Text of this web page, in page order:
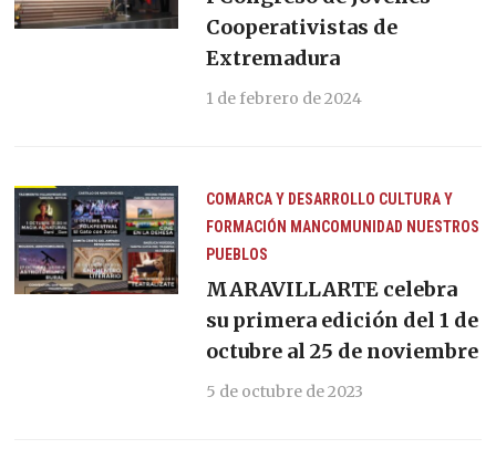
Cooperativistas de
Extremadura
1 de febrero de 2024
COMARCA Y DESARROLLO CULTURA Y
FORMACIÓN MANCOMUNIDAD NUESTROS
PUEBLOS
MARAVILLARTE celebra
su primera edición del 1 de
octubre al 25 de noviembre
5 de octubre de 2023